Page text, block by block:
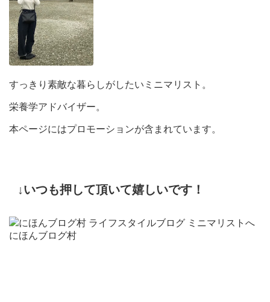
すっきり素敵な暮らしがしたいミニマリスト。
栄養学アドバイザー。
本ページにはプロモーションが含まれています。
↓いつも押して頂いて嬉しいです！
にほんブログ村